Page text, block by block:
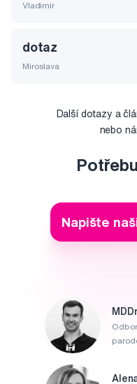
Vladimír
dotaz
Miroslava
Další dotazy a
nebo
Napište